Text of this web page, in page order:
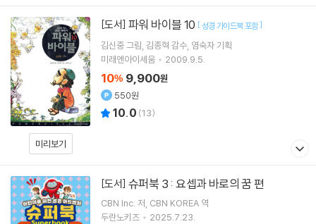
미리보기
[도서] 파워 바이블 10 [성경 가이드북 포함]
김신중그림 김종혁 감수 염숙자기획
미래엔아이세움
2009.9.5.
10% 9,900원
550원
10.0 (13)
[도서] 슈퍼북 3 : 요셉과 바로의 꿈 편
CBN Inc. 저 CBN KOREA 역
두란노키즈
2025.7.23.